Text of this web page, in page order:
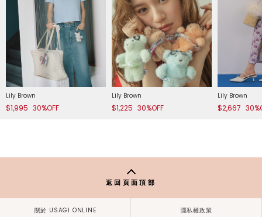
Lily Brown
$1,995 30%OFF
Lily Brown
$1,225 30%OFF
Lily Brown
$2,667
返回頁面頂部
關於 USAGI ONLINE 隱私權政策